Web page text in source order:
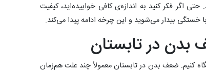
اگر فکر کنید به اندازه‌ی کافی خوابیده‌اید، کیفیت
بیدار می‌شوید و این چرخه ادامه پیدا می‌کند.
در تابستان
کنیم. ضعف بدن در تابستان معمولاً چند علت هم‌زمان